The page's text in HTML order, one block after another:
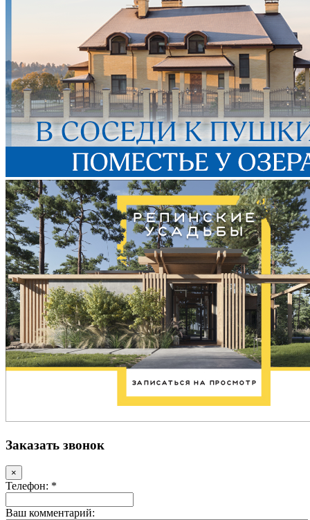
Заказать звонок
×
Телефон: *
Ваш комментарий: